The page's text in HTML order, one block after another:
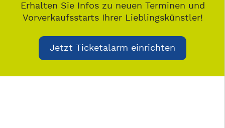
Erhalten Sie Infos zu neuen Terminen und
Vorverkaufsstarts Ihrer Lieblingskünstler!
Jetzt Ticketalarm einrichten